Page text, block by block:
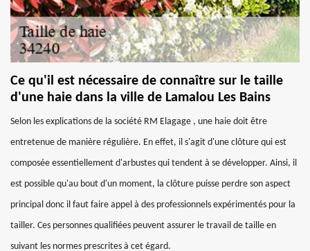
Ce qu'il est nécessaire de connaître sur le taille
d'une haie dans la ville de Lamalou Les Bains
Selon les explications de la société RM Elagage , une haie doit être
entretenue de manière régulière. En effet, il s'agit d'une clôture qui est
composée essentiellement d'arbustes qui tendent à se développer. Ainsi, il
est possible qu'au bout d'un moment, la clôture puisse perdre son aspect
principal donc il faut faire appel à des professionnels expérimentés pour la
tailler. Ces personnes qualifiées peuvent assurer le travail de taille en
suivant les normes prescrites à cet égard.